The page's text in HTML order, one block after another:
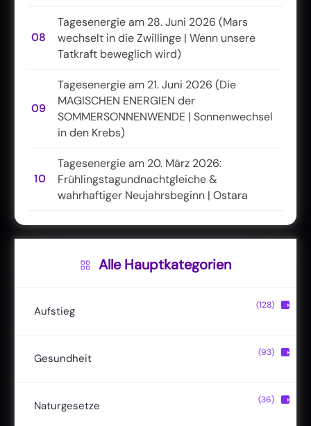
08
Tagesenergie am 28. Juni 2026 (Mars
wechselt in die Zwillinge | Wenn unsere
Tatkraft beweglich wird)
09
Tagesenergie am 21. Juni 2026 (Die
MAGISCHEN ENERGIEN der
SOMMERSONNENWENDE | Sonnenwechsel
in den Krebs)
10
Tagesenergie am 20. März 2026:
Frühlingstagundnachtgleiche &
wahrhaftiger Neujahrsbeginn | Ostara
Alle Hauptkategorien
Aufstieg
Christusbewusstsein (20)
(11)
(128) ▶
Gesundheit
(13)
(93) ▶
Naturgesetze (36) ▶